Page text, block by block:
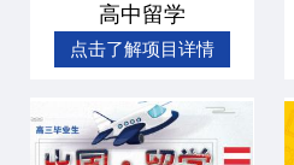
高中留学
点击了解项目详情